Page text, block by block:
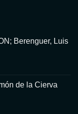
Berenguer, Luis
de la Cierva